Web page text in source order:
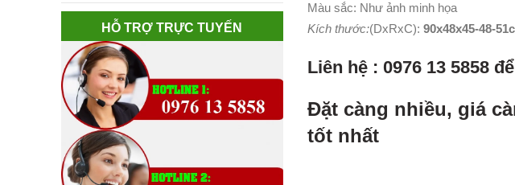
Màu sắc: Như ảnh minh họa
Kích thước:(DxRxC): 90x48x45-48-
Liên hệ : 0976 13 5858
Đặt càng nhiều, giá
tốt nhất
HỖ TRỢ TRỰC TUYẾN